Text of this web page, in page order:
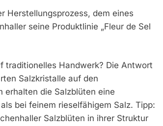
Herstellungsprozess, dem eines
seine Produktlinie „Fleur de Sel
traditionelles Handwerk? Die Antwort
Salzkristalle auf den
erhalten die Salzblüten eine
bei feinem rieselfähigem Salz. Tipp:
Salzblüten in ihrer Struktur